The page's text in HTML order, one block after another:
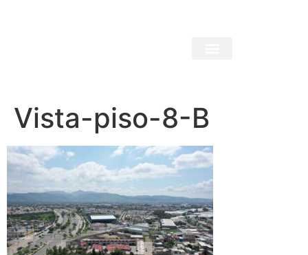
Vista-piso-8-B